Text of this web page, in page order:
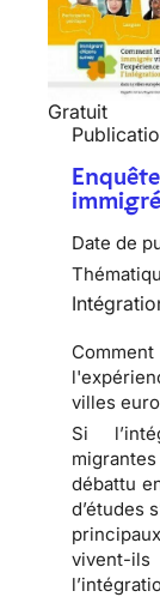
Gratuit
Date de
villes
Si
débattu
d’études